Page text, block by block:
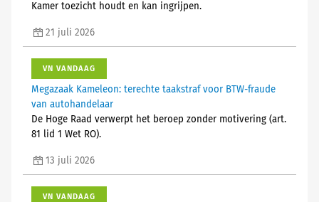
Kamer toezicht houdt en kan ingrijpen.
21 juli 2026
VN VANDAAG
Megazaak Kameleon: terechte taakstraf voor BTW-fraude
van autohandelaar
De Hoge Raad verwerpt het beroep zonder motivering (art.
81 lid 1 Wet RO).
13 juli 2026
VN VANDAAG